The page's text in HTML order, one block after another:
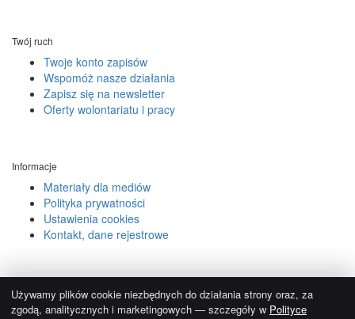
Twój ruch
Twoje konto zapisów
Wspomóż nasze działania
Zapisz się na newsletter
Oferty wolontariatu i pracy
Informacje
Materiały dla mediów
Polityka prywatności
Ustawienia cookies
Kontakt, dane rejestrowe
Regulamin Google.
Używamy plików cookie niezbędnych do działania strony oraz, za
zgodą, analitycznych i marketingowych — szczegóły w Polityce